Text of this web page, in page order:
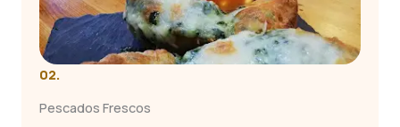
02.
Pescados Frescos